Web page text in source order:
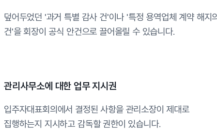
덮어두었던 '과거 특별 감사 건'이나 '특정 용역업체 계약 해지
건'을 회장이 공식 안건으로 끌어올릴 수 있습니다.
관리사무소에 대한 업무 지시권
입주자대표회의에서 결정된 사항을 관리소장이 제대로
집행하는지 지시하고 감독할 권한이 있습니다.